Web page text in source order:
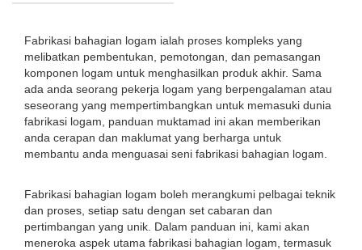
Fabrikasi bahagian logam ialah proses kompleks yang
melibatkan pembentukan, pemotongan, dan pemasangan
komponen logam untuk menghasilkan produk akhir. Sama
ada anda seorang pekerja logam yang berpengalaman atau
seseorang yang mempertimbangkan untuk memasuki dunia
fabrikasi logam, panduan muktamad ini akan memberikan
anda cerapan dan maklumat yang berharga untuk
membantu anda menguasai seni fabrikasi bahagian logam.
Fabrikasi bahagian logam boleh merangkumi pelbagai teknik
dan proses, setiap satu dengan set cabaran dan
pertimbangan yang unik. Dalam panduan ini, kami akan
meneroka aspek utama fabrikasi bahagian logam, termasuk